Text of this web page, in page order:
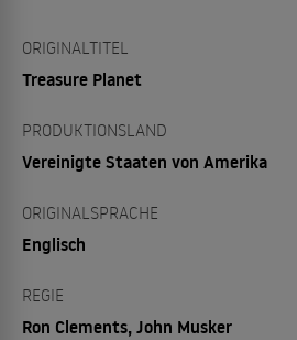
ORIGINALTITEL
Treasure Planet
PRODUKTIONSLAND
Vereinigte Staaten von Amerika
ORIGINALSPRACHE
Englisch
REGIE
Ron Clements, John Musker